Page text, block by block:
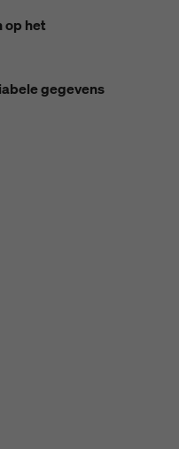
op het
gegevens